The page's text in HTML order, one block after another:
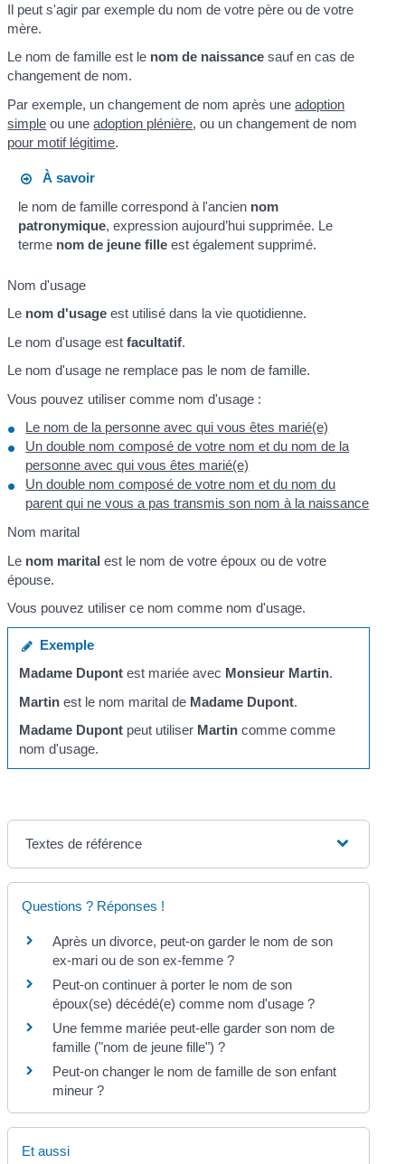
Il peut s'agir par exemple du nom de votre père ou de votre
mère.
Le nom de famille est le nom de naissance sauf en cas de
changement de nom.
Par exemple, un changement de nom après uneadoption
simple ou uneadoption plénière, ou un changement de nom
pour motif légitime.
À savoir
le nom de famille correspond à l'ancien nom
patronymique, expression aujourd’hui supprimée. Le
terme nom de jeune filleest également supprimé.
Nom d'usage
Le nom d'usage est utilisé dans la vie quotidienne.
Le nom d'usage estfacultatif.
Le nom d'usage ne remplace pas le nom de famille.
Vous pouvez utiliser comme nom d'usage :
Le nom de la personne avec qui vous êtes marié(e)
Un double nom composé de votre nom et du nom de la
personne avec qui vous êtes marié(e)
Un double nom composé de votre nom et du nom du
parent qui ne vous a pas transmis son nom à la naissance
Nom marital
Le nom marital est le nom de votre époux ou de votre
épouse.
Vous pouvez utiliser ce nom comme nom d'usage.
Exemple
Madame Dupontest mariée avec Monsieur Martin.
Martinest le nom marital de Madame Dupont.
Madame Dupontpeut utiliser Martincomme comme
nom d'usage.
Textes de référence
Questions ? Réponses !
Après un divorce, peut-on garder le nom de son
ex-mari ou de son ex-femme ?
Peut-on continuer à porter le nom de son
époux(se) décédé(e) comme nom d'usage ?
Une femme mariée peut-elle garder son nom de
famille ("nom de jeune fille") ?
Peut-on changer le nom de famille de son enfant
mineur ?
Et aussi